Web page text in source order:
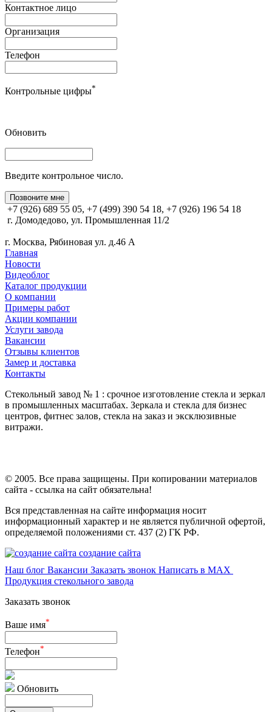
Контактное лицо
Организация
Телефон
Контрольные цифры*
Обновить
Введите контрольное число.
Позвоните мне
+7 (926) 689 55 05, +7 (499) 390 54 18, +7 (926) 196 54 18
г. Домодедово, ул. Промышленная 11/2
г. Москва, Рябиновая ул. д.46 А
Главная
Новости
Видеоблог
Каталог продукции
О компании
Примеры работ
Акции компании
Услуги завода
Вакансии
Отзывы клиентов
Замер и доставка
Контакты
Стекольный завод № 1 : срочное изготовление стекла и зеркал
в промышленных масштабах. Зеркала и стекла для бизнес
центров, фитнес залов, стекла на заказ и эксклюзивные
витражи.
© 2005. Все права защищены. При копировании материалов
сайта - ссылка на сайт обязательна!
Вся представленная на сайте информация носит
информационный характер и не является публичной офертой,
определяемой положениями ст. 437 (2) ГК РФ.
создание сайта
Наш блог Вакансии Заказать звонок Написать в MAX
Продукция стекольного завода
Заказать звонок
Ваше имя*
Телефон*
Обновить